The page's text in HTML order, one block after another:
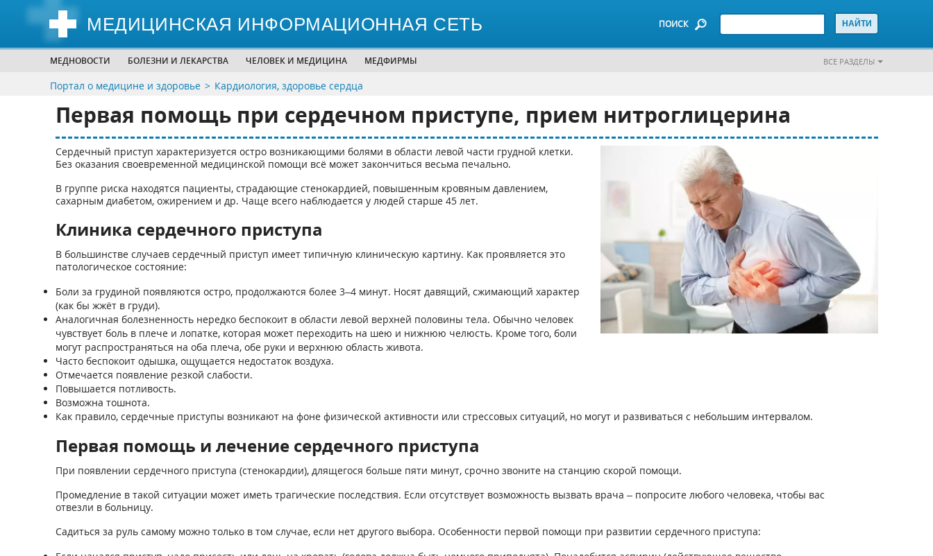
МЕДИЦИНСКАЯ ИНФОРМАЦИОННАЯ СЕТЬ ПОИСК
МЕДНОВОСТИ БОЛЕЗНИ И ЛЕКАРСТВА ЧЕЛОВЕК И МЕДИЦИНА МЕДФИРМЫ ВСЕ РАЗДЕЛЫ
Портал о медицине и здоровье Кардиология, здоровье сердца
Первая помощь при сердечном приступе, прием нитроглицерина
Сердечный приступ характеризуется остро возникающими болями в области левой части грудной клетки.
Без оказания своевременной медицинской помощи всё может закончиться весьма печально.
В группе риска находятся пациенты, страдающие стенокардией, повышенным кровяным давлением,
сахарным диабетом, ожирением и др. Чаще всего наблюдается у людей старше 45 лет.
Клиника сердечного приступа
В большинстве случаев сердечный приступ имеет типичную клиническую картину. Как проявляется это
патологическое состояние:
Боли за грудиной появляются остро, продолжаются более 3–4 минут. Носят давящий, сжимающий характер
(как бы жжёт в груди).
Аналогичная болезненность нередко беспокоит в области левой верхней половины тела. Обычно человек
чувствует боль в плече и лопатке, которая может переходить на шею и нижнюю челюсть. Кроме того, боли
могут распространяться на оба плеча, обе руки и верхнюю область живота.
Часто беспокоит одышка, ощущается недостаток воздуха.
Отмечается появление резкой слабости.
Повышается потливость.
Возможна тошнота.
Как правило, сердечные приступы возникают на фоне физической активности или стрессовых ситуаций, но могут и развиваться с небольшим интервалом.
Первая помощь и лечение сердечного приступа
При появлении сердечного приступа (стенокардии), длящегося больше пяти минут, срочно звоните на станцию скорой помощи.
Промедление в такой ситуации может иметь трагические последствия. Если отсутствует возможность вызвать врача – попросите любого человека, чтобы вас
отвезли в больницу.
Садиться за руль самому можно только в том случае, если нет другого выбора. Особенности первой помощи при развитии сердечного приступа: